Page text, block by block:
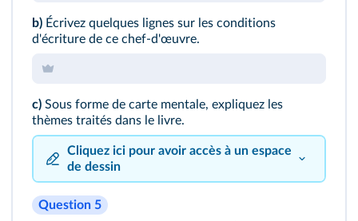
b) Écrivez quelques lignes sur les conditions
d'écriture de ce chef-d'œuvre.
c) Sous forme de carte mentale, expliquez les
thèmes traités dans le livre.
Cliquez ici pour avoir accès à un espace
de dessin
Question 5